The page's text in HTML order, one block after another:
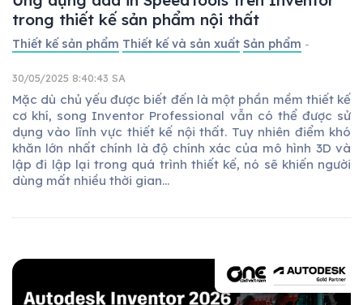
trong thiết kế sản phẩm nội thất
Thiết kế sản phẩm Thiết kế và sản xuất Sản phẩm -
30/05/2025 8:40:43 SA
Mặc dù chủ yếu được biết đến là một phần mềm thiết kế
cơ khí, song Inventor Professional vẫn có thể được sử
dụng vào lĩnh vực thiết kế nội thất. Tuy nhiên điểm khó
khăn lớn nhất chính là độ chính xác của mô hình 3D và
lập đi lập lại trong quá trình thiết kế, nó sẽ khiến người
dùng mất nhiều thời gian...